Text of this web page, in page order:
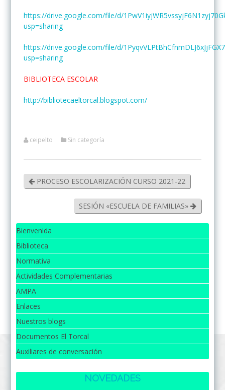
https://drive.google.com/file/d/
usp=sharing
https://drive.google.com/file/d/
usp=sharing
BIBLIOTECA ESCOLAR
http://bibliotecaeltorcal.blogspot.com/
ceipelto Sin categoría
PROCESO ESCOLARIZACIÓN CURSO 2021-22
SESIÓN «ESCUELA DE FAMILIAS»
Bienvenida
Biblioteca
Normativa
Actividades Complementarias
AMPA
Enlaces
Nuestros blogs
Documentos El Torcal
Auxiliares de conversación
NOVEDADES